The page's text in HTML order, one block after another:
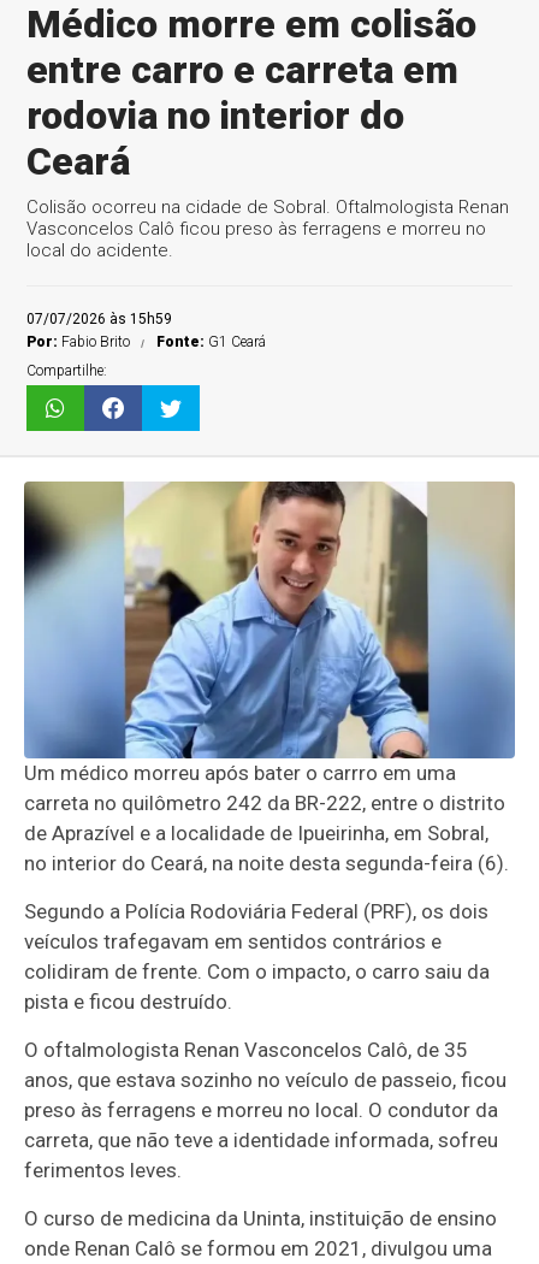
Médico morre em colisão
entre carro e carreta em
rodovia no interior do
Ceará
Colisão ocorreu na cidade de Sobral. Oftalmologista Renan
Vasconcelos Calô ficou preso às ferragens e morreu no
local do acidente.
07/07/2026 às 15h59
Por: Fabio Brito Fonte: G1 Ceará
Compartilhe:
Um médico morreu após bater o carrro em uma
carreta no quilômetro 242 da BR-222, entre o distrito
de Aprazível e a localidade de Ipueirinha, em Sobral,
no interior do Ceará, na noite desta segunda-feira (6).
Segundo a Polícia Rodoviária Federal (PRF), os dois
veículos trafegavam em sentidos contrários e
colidiram de frente. Com o impacto, o carro saiu da
pista e ficou destruído.
O oftalmologista Renan Vasconcelos Calô, de 35
anos, que estava sozinho no veículo de passeio, ficou
preso às ferragens e morreu no local. O condutor da
carreta, que não teve a identidade informada, sofreu
ferimentos leves.
O curso de medicina da Uninta, instituição de ensino
onde Renan Calô se formou em 2021, divulgou uma